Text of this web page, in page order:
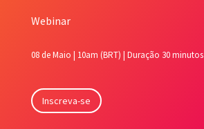
Webinar
08 de Maio | 10am (BRT) | Duração 30 minutos
Inscreva-se